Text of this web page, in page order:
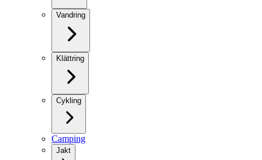
Vandring
Klättring
Cykling
Camping
Jakt